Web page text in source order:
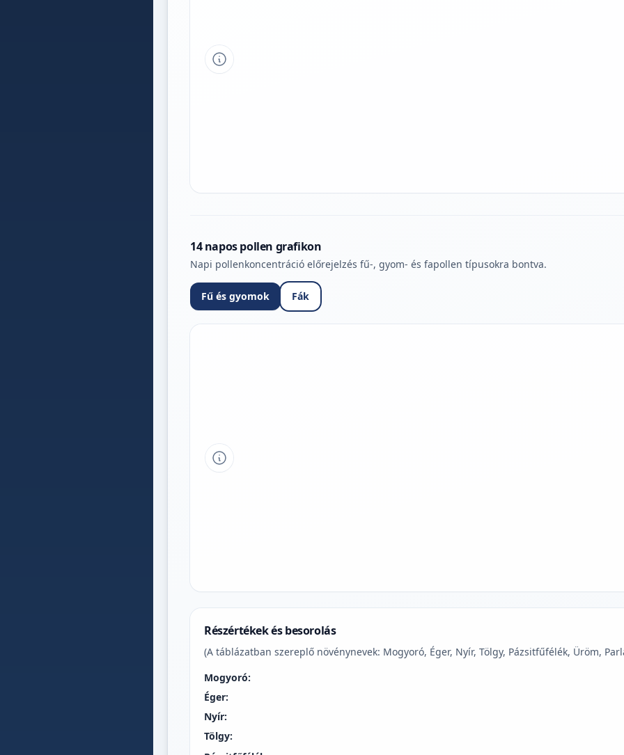
Tipp a grafikon jelmagyarázatához
14 napos pollen grafikon
Napi pollenkoncentráció előrejelzés fű-, gyom- és fapollen típusokra bontva.
Fű és gyomok Fák
Tipp a grafikon jelmagyarázatához
Részértékek és besorolás
(A táblázatban szereplő növénynevek: Mogyoró, Éger, Nyír, Tölgy, Pázsitfűfélék, Üröm,
Mogyoró:
Éger:
Nyír:
Tölgy: